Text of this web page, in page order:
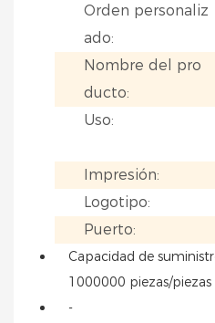
Orden personaliz
ado:
Nombre del pro
ducto:
Uso:
Impresión:
Logotipo:
Puerto:
Capacidad de
1000000 piezas/
-